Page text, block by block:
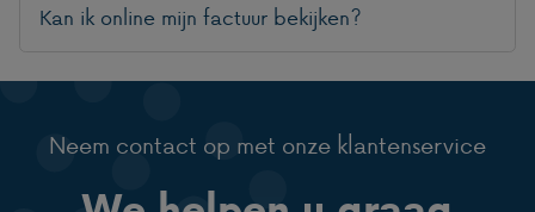
Kan ik online mijn factuur bekijken?
Neem contact op met onze klantenservice